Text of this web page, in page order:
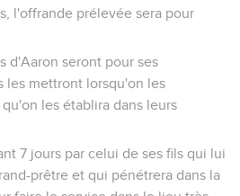
l'offrande prélevée sera pour
d'Aaron seront pour ses
les mettront lorsqu'on les
les établira dans leurs
7 jours par celui de ses fils qui lui
prêtre et qui pénétrera dans la